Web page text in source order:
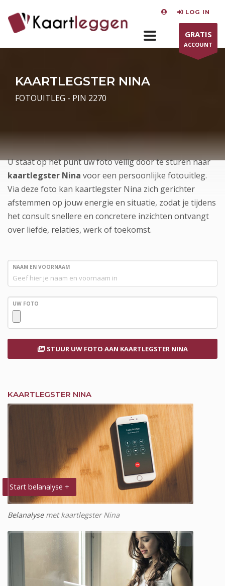
LOG IN
GRATIS
ACCOUNT
KAARTLEGSTER NINA
FOTOUITLEG - PIN 2270
U staat op het punt uw foto veilig door te sturen naar
kaartlegster Nina voor een persoonlijke fotouitleg.
Via deze foto kan kaartlegster Nina zich gerichter
afstemmen op jouw energie en situatie, zodat je tijdens
het consult snellere en concretere inzichten ontvangt
over liefde, relaties, werk of toekomst.
NAAM EN VOORNAAM
UW FOTO
STUUR UW FOTO AAN KAARTLEGSTER NINA
KAARTLEGSTER NINA
Start belanalyse +
Belanalysemet kaartlegster Nina